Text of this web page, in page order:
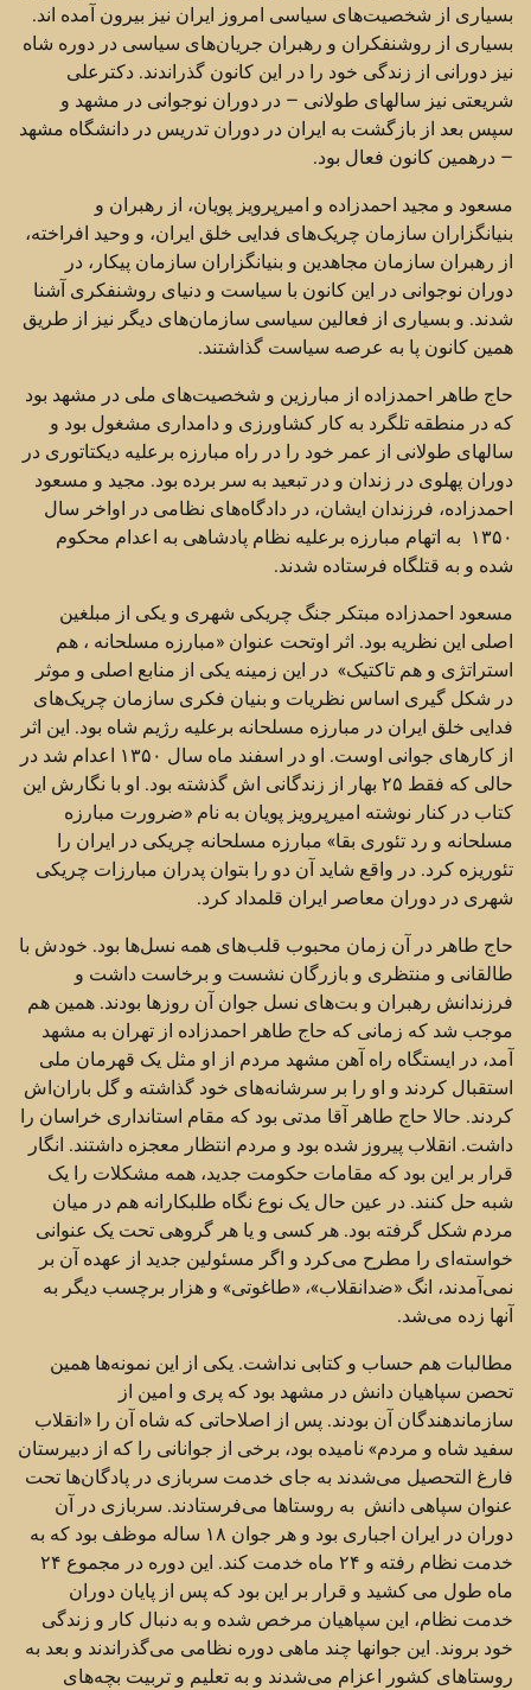
بسیاری از شخصیت‌‌های سیاسی امروز ایران نیز بیرون آمده اند.
بسیاری از روشنفکران و رهبران جریان‌‌های سیاسی در دوره شاه
نیز دورانی از زندگی خود را در این کانون گذراندند. دکترعلی
شریعتی نیز سالهای طولانی – در دوران نوجوانی در مشهد و
سپس بعد از بازگشت به ایران در دوران تدریس در دانشگاه مشهد
– درهمین کانون فعال بود.
مسعود و مجید احمدزاده و امیرپرویز پویان، از رهبران و
بنیانگزاران سازمان چریک‌‌های فدایی خلق ایران، و وحید افراخته،
از رهبران سازمان مجاهدین و بنیانگزاران سازمان پیکار، در
دوران نوجوانی در این کانون با سیاست و دنیای روشنفکری آشنا
شدند. و بسیاری از فعالین سیاسی سازمان‌‌های دیگر نیز از طریق
همین کانون پا به عرصه سیاست گذاشتند.
حاج طاهر احمدزاده از مبارزین و شخصیت‌‌های ملی در مشهد بود
که در منطقه تلگرد به کار کشاورزی و دامداری مشغول بود و
سالهای طولانی از عمر خود را در راه مبارزه برعلیه دیکتاتوری در
دوران پهلوی در زندان و در تبعید به سر برده بود. مجید و مسعود
احمدزاده، فرزندان ایشان، در دادگاه‌‌های نظامی‌ در اواخر سال
۱۳۵۰ به اتهام مبارزه برعلیه نظام پادشاهی به اعدام محکوم
شده و به قتلگاه فرستاده شدند.
مسعود احمدزاده مبتکر جنگ چریکی شهری و یکی از مبلغین
اصلی این نظریه بود. اثر اوتحت عنوان «مبارزه مسلحانه ، هم
استراتژی و هم تاکتیک» در این زمینه یکی از منابع اصلی و موثر
در شکل گیری اساس نظریات و بنیان فکری سازمان چریک‌‌های
فدایی خلق ایران در مبارزه مسلحانه برعلیه رژیم شاه بود. این اثر
از کارهای جوانی اوست. او در اسفند ماه سال ۱۳۵۰ اعدام شد در
حالی که فقط ۲۵ بهار از زندگانی اش گذشته بود. او با نگارش این
کتاب در کنار نوشته‌ امیرپرویز پویان به نام «ضرورت مبارزه
مسلحانه و رد تئوری بقا» مبارزه مسلحانه چریکی در ایران را
تئوریزه کرد. در واقع شاید آن دو را بتوان پدران مبارزات چریکی
شهری در دوران معاصر ایران قلمداد کرد.
حاج طاهر در آن زمان محبوب قلب‌‌های همه نسل‌ها بود. خودش با
طالقانی و منتظری و بازرگان نشست و برخاست داشت و
فرزندانش رهبران و بت‌‌های نسل جوان آن روز‌ها بودند. همین هم
موجب شد که زمانی که حاج طاهر احمدزاده از تهران به مشهد
آمد، در ایستگاه راه آهن مشهد مردم از او مثل یک قهرمان ملی
استقبال کردند و او را بر سرشانه‌‌های خود گذاشته و گل باران‌اش
کردند. حالا حاج طاهر آقا مدتی بود که مقام استانداری خراسان را
داشت. انقلاب پیروز شده بود و مردم انتظار معجزه داشتند. انگار
قرار بر این بود که مقامات حکومت جدید، همه مشکلات را یک
شبه حل کنند. در عین حال یک نوع نگاه طلبکارانه هم در میان
مردم شکل گرفته بود. هر کسی و یا هر گروهی تحت یک عنوانی
خواسته‌ای را مطرح می‌کرد و اگر مسئولین جدید از عهده آن بر
نمی‌آمدند، انگ «ضدانقلاب»، «طاغوتی» و هزار برچسب دیگر به
آنها زده می‌شد.
مطالبات هم حساب و کتابی نداشت. یکی از این نمونه‌ها همین
تحصن سپاهیان دانش در مشهد بود که پری و امین از
سازماندهندگان آن بودند. پس از اصلاحاتی که شاه آن را «انقلاب
سفید شاه و مردم» نامیده بود، برخی از جوانانی را که از دبیرستان
فارغ التحصیل می‌شدند به جای خدمت سربازی در پادگان‌ها تحت
عنوان سپاهی دانش به روستاها می‌فرستادند. سربازی در آن
دوران در ایران اجباری بود و هر جوان ۱۸ ساله موظف بود که به
خدمت نظام رفته و ۲۴ ماه خدمت کند. این دوره در مجموع ۲۴
ماه طول می کشید و قرار بر این بود که پس از پایان دوران
خدمت نظام، این سپاهیان مرخص شده و به دنبال کار و زندگی
خود بروند. این جوانها چند ماهی دوره نظامی‌ می‌گذراندند و بعد به
روستاهای کشور اعزام می‌شدند و به تعلیم و تربیت بچه‌‌های